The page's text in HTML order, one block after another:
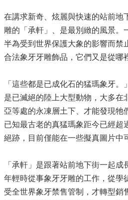
在講求新奇、炫麗與快速的站前地
雕的「承軒」、是最別緻的風景。
半為受到世界保護大象的影響而禁
合法象牙牙雕飾品，它們又是從哪
「這些都是已成化石的猛瑪象牙
是已滅絕的陸上大型動物，大多在
亞等處的永凍層土下、才能發現牠
已知最古老的真猛瑪象距今已經超
絕跡，目前僅能在一些擬真圖片中
「承軒」是跟著站前地下街一起
年輕時從事象牙牙雕的工作，從學
受全世界象牙禁售管制，才轉型銷